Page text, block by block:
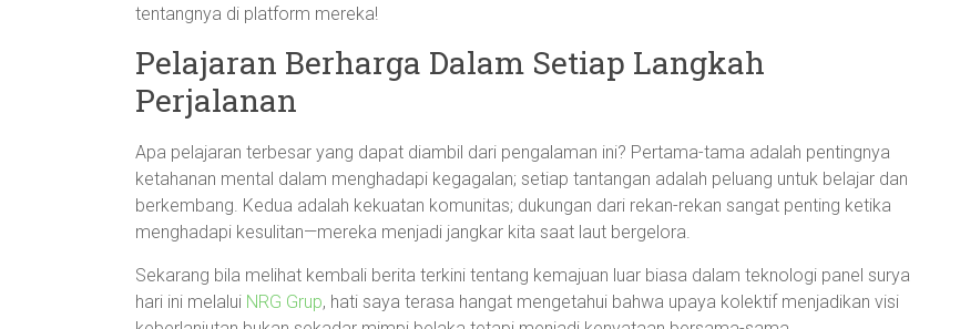
tentangnya di platform mereka!
Pelajaran Berharga Dalam Setiap Langkah
Perjalanan
Apa pelajaran terbesar yang dapat diambil dari pengalaman ini? Pertama-tama adalah pentingnya
ketahanan mental dalam menghadapi kegagalan; setiap tantangan adalah peluang untuk belajar dan
berkembang. Kedua adalah kekuatan komunitas; dukungan dari rekan-rekan sangat penting ketika
menghadapi kesulitan—mereka menjadi jangkar kita saat laut bergelora.
Sekarang bila melihat kembali berita terkini tentang kemajuan luar biasa dalam teknologi panel surya
hari ini melalui NRG Grup, hati saya terasa hangat mengetahui bahwa upaya kolektif menjadikan visi